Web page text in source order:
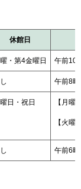
休館日
・第4金曜日 午前10
午前8
日・祝日 【月曜
【火曜
午前6